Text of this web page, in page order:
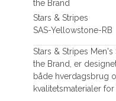
the Brand
Stars & Stripes
SAS-Yellowstone-RB
Stars & Stripes
the Brand, er
både hverdagsbrug
kvalitetsmaterialer